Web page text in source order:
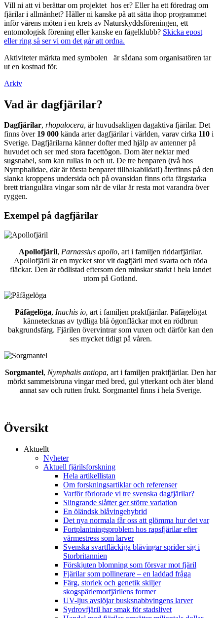
Vill ni att vi berättar om projektet hos er? Eller ha ett föredrag om
fjärilar i allmänhet? Håller ni kanske på att sätta ihop programmet
inför vårens möten i en krets av Naturskyddsföreningen, ett
entomologisk förening eller kanske en fågelklubb? Skicka epost
eller ring så ser vi om det går att ordna.
Aktiviteter märkta med symbolen
är sådana som organisatören tar
ut en kostnad för.
Arkiv
Vad är dagfjärilar?
Dagfjärilar, rhopalocera, är huvudsakligen dagaktiva fjärilar. Det
finns över 19 000 kända arter dagfjärilar i världen, varav cirka 110 i
Sverige. Dagfjärilarna känner dofter med hjälp av antenner på
huvudet och ser med stora facettögon. Dom äter nektar med
sugsnabel, som kan rullas in och ut. De tre benparen (två hos
Nymphalidae, där är första benparet tillbakabildat!) återfinns på den
slanka kroppens undersida och på ovansidan finns ofta färgstarka
brett triangulära vingar som när de vilar är resta mot varandra över
ryggen.
Exempel på dagfjärilar
Apollofjäril, Parnassius apollo, art i familjen riddarfjärilar.
Apollofjäril är en mycket stor vit dagfjäril med svarta och röda
fläckar. Den är rödlistad eftersom den minskar starkt i hela landet
utom på Gotland.
Påfågelöga, Inachis io, art i familjen praktfjärilar. Påfågelögat
kännetecknas av tydliga blå ögonfläckar mot en rödbrun
bakgrundsfärg. Fjärilen övervintrar som vuxen och därför kan den
ses mycket tidigt på våren.
Sorgmantel, Nymphalis antiopa, art i familjen praktfjärilar. Den har
mörkt sammetsbruna vingar med bred, gul ytterkant och äter bland
annat sav och rutten frukt. Sorgmantel finns i hela Sverige.
Översikt
Aktuellt
Nyheter
Aktuell fjärilsforskning
Hela artikellistan
Om forskningsartiklar och referenser
Varför förlorade vi tre svenska dagfjärilar?
Slingrande slåtter ger större variation
En öländsk blåvingehybrid
Det nya normala får oss att glömma hur det var
Fortplantningsproblem hos rapsfjärilar efter
värmestress som larver
Svenska svartfläckiga blåvingar sprider sig i
Storbritannien
Förskjuten blomning som försvar mot fjäril
Fjärilar som pollinerare – en laddad fråga
Färg, storlek och genetik skiljer
skogspärlemorfjärilens former
UV-ljus avslöjar busksnabbvingens larver
Sydrovfjäril har smak för stadslivet